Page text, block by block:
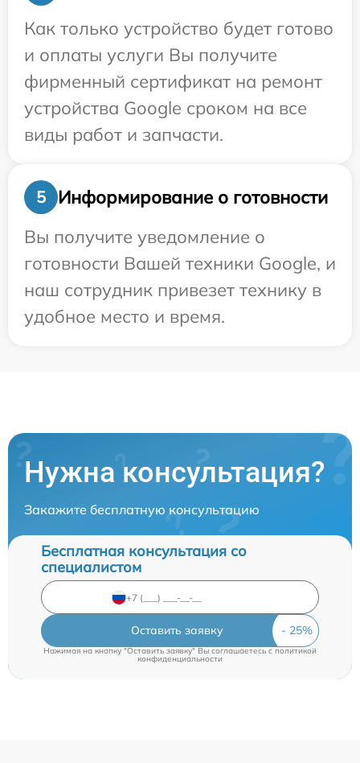
Как только устройство будет готово
и оплаты услуги Вы получите
фирменный сертификат на ремонт
устройства Google сроком на все
виды работ и запчасти.
5
Информирование о готовности
Вы получите уведомление о
готовности Вашей техники Google, и
наш сотрудник привезет технику в
удобное место и время.
Нужна консультация?
Закажите бесплатную консультацию
Бесплатная консультация со
специалистом
Оставить заявку
Нажимая на кнопку "Оставить заявку" Вы соглашаетесь c политикой
конфиденциальности